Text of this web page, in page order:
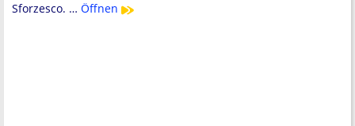
Sforzesco. … Öffnen